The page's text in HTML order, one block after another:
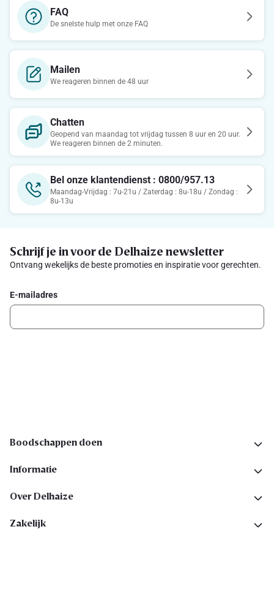
FAQ
De snelste hulp met onze FAQ
Mailen
We reageren binnen de 48 uur
Chatten
Geopend van maandag tot vrijdag tussen 8 uur en 20 uur.
We reageren binnen de 2 minuten.
Bel onze klantendienst : 0800/957.13
Maandag-Vrijdag : 7u-21u / Zaterdag : 8u-18u / Zondag :
8u-13u
Schrijf je in voor de Delhaize newsletter
Ontvang wekelijks de beste promoties en inspiratie voor gerechten.
E-mailadres
Boodschappen doen
Informatie
Over Delhaize
Zakelijk